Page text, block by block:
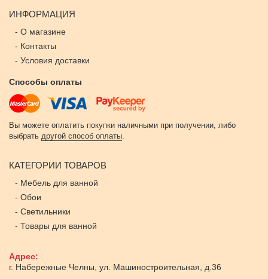
ИНФОРМАЦИЯ
- О магазине
- Контакты
- Условия доставки
Способы оплаты
Вы можете оплатить покупки наличными при получении, либо
выбрать другой способ оплаты.
КАТЕГОРИИ ТОВАРОВ
- Мебель для ванной
- Обои
- Светильники
- Товары для ванной
Адрес:
г. Набережные Челны ул. Машиностроительная, д.36